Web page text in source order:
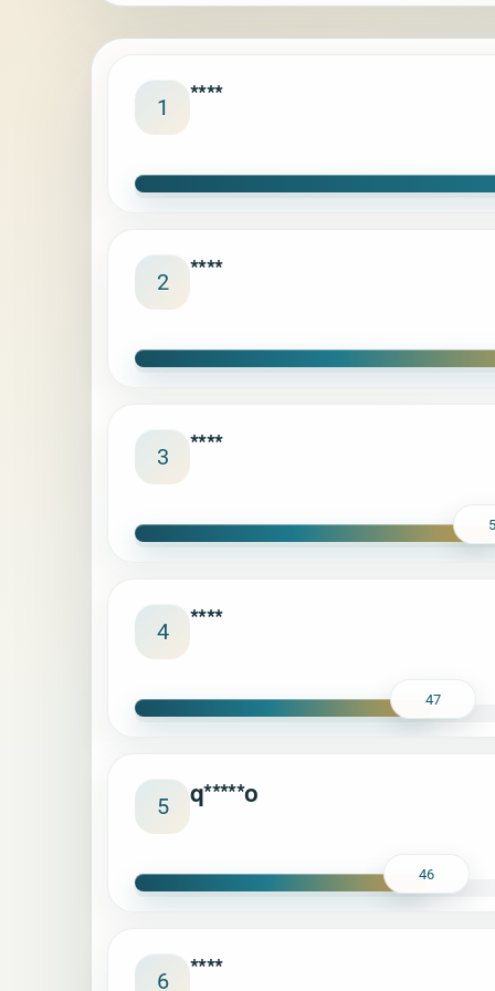
1 ****
2 ****
3 ****
4 ****
47
5 q*****o
46
6 ****